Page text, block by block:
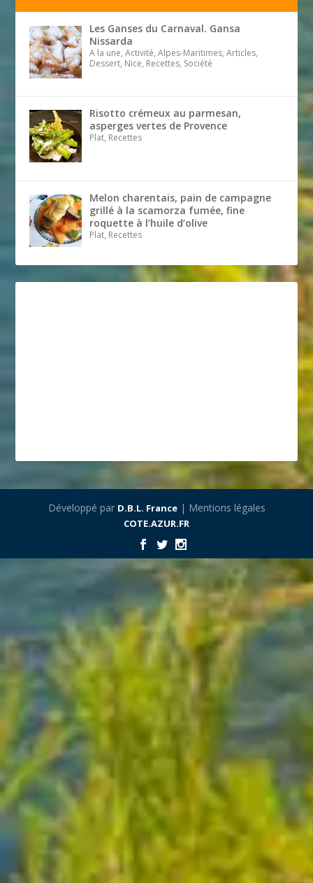
Les Ganses du Carnaval. Gansa
Nissarda
A la une, Activité, Alpes-Maritimes, Articles,
Dessert, Nice, Recettes, Société
Risotto crémeux au parmesan,
asperges vertes de Provence
Plat, Recettes
Melon charentais, pain de campagne
grillé à la scamorza fumée, fine
roquette à l’huile d’olive
Plat, Recettes
Développé par D.B.L. France| Mentions légales
COTE.AZUR.FR